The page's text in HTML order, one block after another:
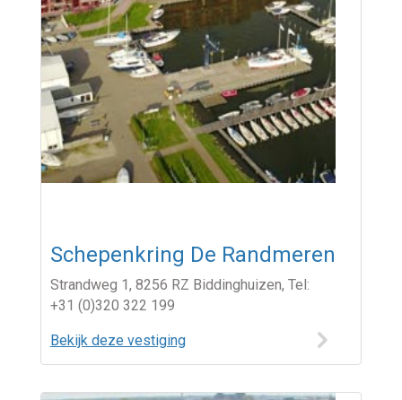
Schepenkring De Randmeren
Strandweg 1, 8256 RZ Biddinghuizen, Tel:
+31 (0)320 322 199
Bekijk deze vestiging